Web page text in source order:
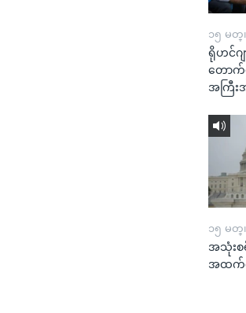
၁၅ မတ္
ရိုဟင်ဂ
တောက်
အကြီး
၁၅ မတ္
အသုံးစ
အထက်